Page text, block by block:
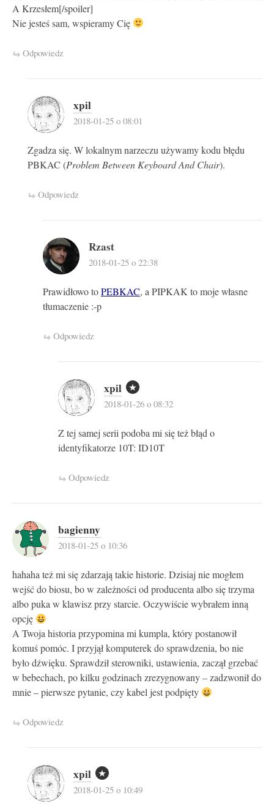
A Krzesłem[/spoiler]
Nie jesteś sam, wspieramy Cię
Odpowiedz
xpil
2018-01-25 o 08:01
Zgadza się. W lokalnym narzeczu używamy kodu błędu
PBKAC (Problem Between Keyboard And Chair).
Odpowiedz
Rzast
2018-01-25 o 22:38
Prawidłowo toPEBKAC, a PIPKAK to moje własne
tłumaczenie :-p
Odpowiedz
xpil
2018-01-26 o 08:32
Z tej samej serii podoba mi się też błąd o
identyfikatorze 10T: ID10T
Odpowiedz
bagienny
2018-01-25 o 10:36
hahaha też mi się zdarzają takie historie. Dzisiaj nie mogłem
wejść do biosu, bo w zależności od producenta albo się trzyma
albo puka w klawisz przy starcie. Oczywiście wybrałem inną
opcję
A Twoja historia przypomina mi kumpla, który postanowił
komuś pomóc. I przyjął komputerek do sprawdzenia, bo nie
było dźwięku. Sprawdził sterowniki, ustawienia, zaczął grzebać
w bebechach, po kilku godzinach zrezygnowany – zadzwonił do
mnie – pierwsze pytanie, czy kabel jest podpięty
Odpowiedz
xpil
2018-01-25 o 10:49